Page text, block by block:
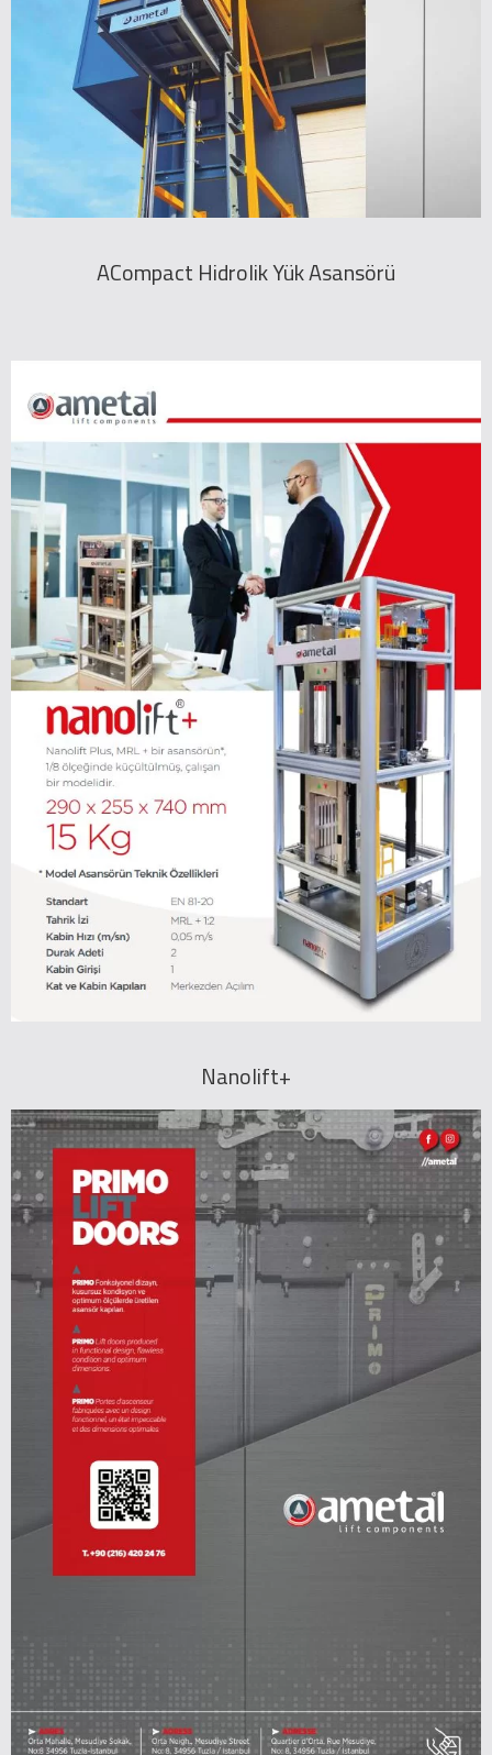
ACompact Hidrolik Yük Asansörü
Nanolift+